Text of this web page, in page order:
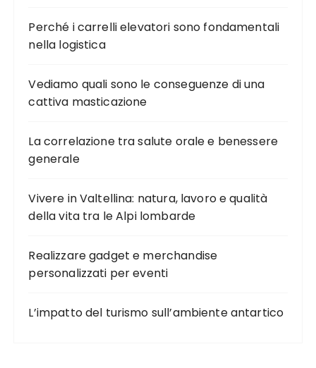
Perché i carrelli elevatori sono fondamentali
nella logistica
Vediamo quali sono le conseguenze di una
cattiva masticazione
La correlazione tra salute orale e benessere
generale
Vivere in Valtellina: natura, lavoro e qualità
della vita tra le Alpi lombarde
Realizzare gadget e merchandise
personalizzati per eventi
L’impatto del turismo sull’ambiente antartico